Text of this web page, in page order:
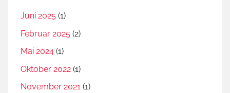
n
e
,
o
l
Juni 2025 (1)
Februar 2025 (2)
Mai 2024 (1)
Oktober 2022 (1)
November 2021 (1)